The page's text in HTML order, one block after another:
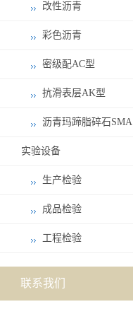
改性沥青
彩色沥青
密级配AC型
抗滑表层AK型
沥青玛蹄脂碎石SMA
实验设备
生产检验
成品检验
工程检验
联系我们